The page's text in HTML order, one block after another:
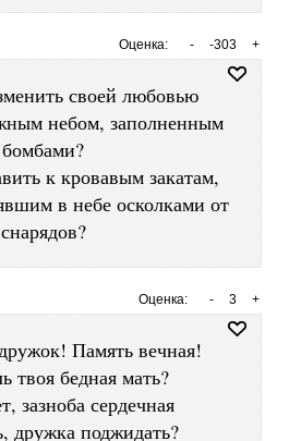
Оценка: +
-303
-
своей любовью
небом, заполненным
бомбами?
к кровавым закатам,
в небе осколками от
снарядов?
Оценка: +
3
-
Память вечная!
твоя бедная мать?
зазноба сердечная
дружка поджидать?